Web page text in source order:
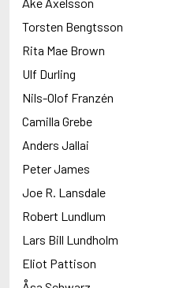
Torsten Bengtsson
Rita Mae Brown
Ulf Durling
Nils-Olof Franzén
Camilla Grebe
Anders Jallai
Peter James
Joe R. Lansdale
Robert Lundlum
Lars Bill Lundholm
Eliot Pattison